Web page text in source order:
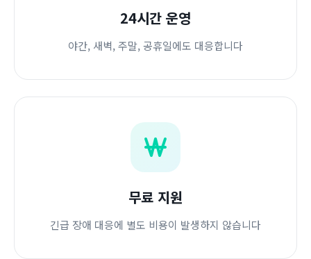
24시간 운영
야간, 새벽, 주말, 공휴일에도 대응합니다
무료 지원
긴급 장애 대응에 별도 비용이 발생하지 않습니다